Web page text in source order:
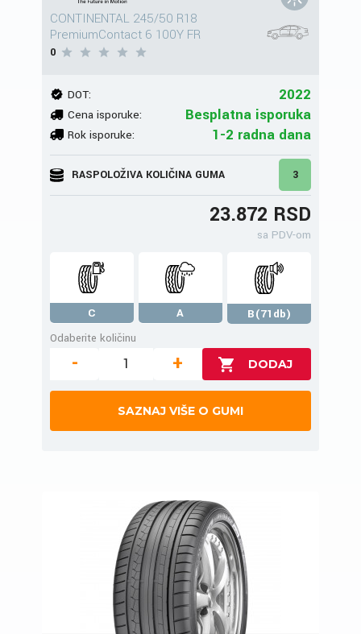
CONTINENTAL 245/50 R18
PremiumContact 6 100Y FR
0
DOT: 2022
Cena isporuke: Besplatna isporuka
Rok isporuke: 1-2 radna dana
RASPOLOŽIVA KOLIČINA GUMA 3
23.872 RSD
sa PDV-om
C A
B(71db)
Odaberite količinu
- +
SAZNAJ VIŠE O GUMI